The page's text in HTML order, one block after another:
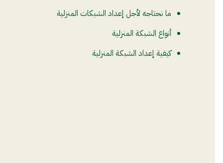
ما نحتاجه لأجل إعداد الشبكات المنزلية
أنواع الشبكة المنزلية
كيفية إعداد الشبكة المنزلية